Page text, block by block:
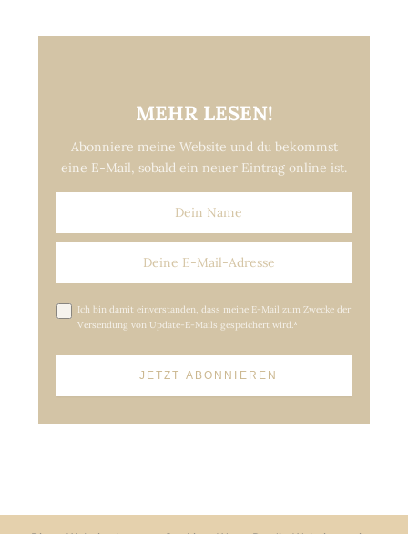
MEHR LESEN!
Abonniere meine Website und du bekommst
eine E-Mail, sobald ein neuer Eintrag online ist.
Ich bin damit einverstanden, dass meine E-Mail zum Zwecke der
Versendung von Update-E-Mails gespeichert wird.*